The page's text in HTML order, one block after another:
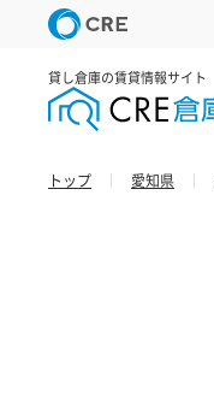
貸し倉庫の賃貸情報サイト
トップ 愛知県